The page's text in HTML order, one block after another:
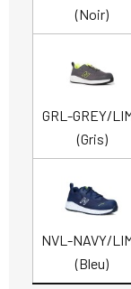
(Noir)
GRL-GREY/
(Gris)
NVL-NAVY/
(Bleu)